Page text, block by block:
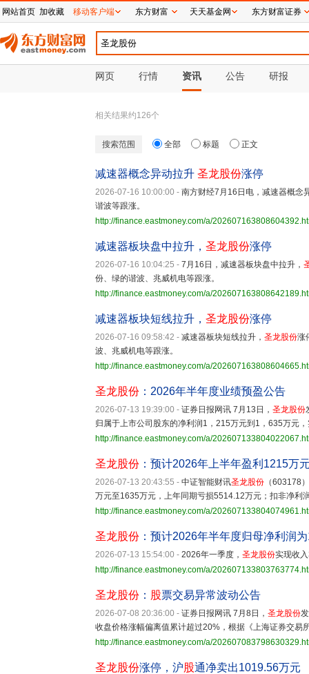
网页 行情 资讯 公告 研报
相关结果约126个
搜索范围 全部 标题 正文
减速器概念异动拉升 圣龙股份涨停
2026-07-16 10:00:00 - 南方财经7月16日电，减速器概念
谐波等跟涨。
http://finance.eastmoney.com/a/
减速器板块盘中拉升， 圣龙股份涨停
2026-07-16 10:04:25 - 7月16日，减速器板块盘中拉升，
份、绿的谐波、兆威机电等跟涨。
http://finance.eastmoney.com/a/
减速器板块短线拉升， 圣龙股份涨停
2026-07-16 09:58:42 - 减速器板块短线拉升， 圣龙股份涨
波、兆威机电等跟涨。
http://finance.eastmoney.com/a/
圣龙股份 ：2026年半年度业绩预盈公告
2026-07-13 19:39:00 - 证券日报网讯 7月13日， 圣龙股份
归属于上市公司股东的净利润1，215万元到1，635万元
http://finance.eastmoney.com/a/
圣龙股份 ：预计2026年上半年盈利1215万
2026-07-13 20:43:55 - 中证智能财讯圣龙股份 （603178
万元至1635万元，上年同期亏损5514.12万元；扣非净
http://finance.eastmoney.com/a/
圣龙股份 ：预计2026年半年度归母净利润
2026-07-13 15:54:00 - 2026年一季度， 圣龙股份实现收
http://finance.eastmoney.com/a/
圣龙股份 ： 股票交易异常波动公告
2026-07-08 20:36:00 - 证券日报网讯 7月8日， 圣龙股份
收盘价格涨幅偏离值累计超过20%，根据《上海证券交易
http://finance.eastmoney.com/a/
圣龙股份涨停，沪股通净卖出1019.56万元
网站首页 加收藏 移动客户端 东方财富 天天基金网 东方财富证券